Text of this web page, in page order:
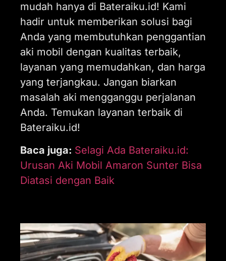
mudah hanya di Bateraiku.id! Kami
hadir untuk memberikan solusi bagi
Anda yang membutuhkan penggantian
aki mobil dengan kualitas terbaik,
layanan yang memudahkan, dan harga
yang terjangkau. Jangan biarkan
masalah aki mengganggu perjalanan
Anda. Temukan layanan terbaik di
Bateraiku.id!
Baca juga: Selagi Ada Bateraiku.id:
Urusan Aki Mobil Amaron Sunter Bisa
Diatasi dengan Baik